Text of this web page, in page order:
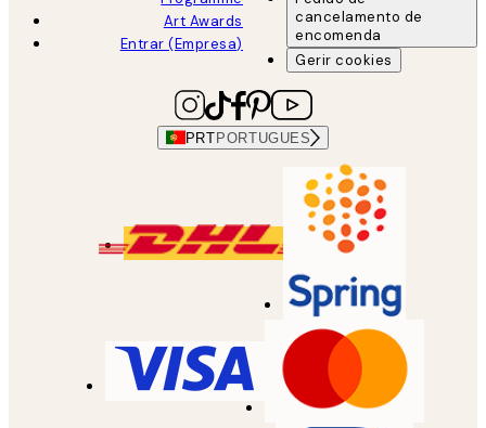
Art Awards
Entrar (Empresa)
cancelamento de
encomenda
Gerir cookies
PRTPORTUGUES